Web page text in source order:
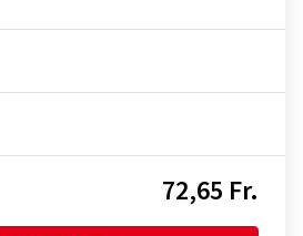
72,65 Fr.